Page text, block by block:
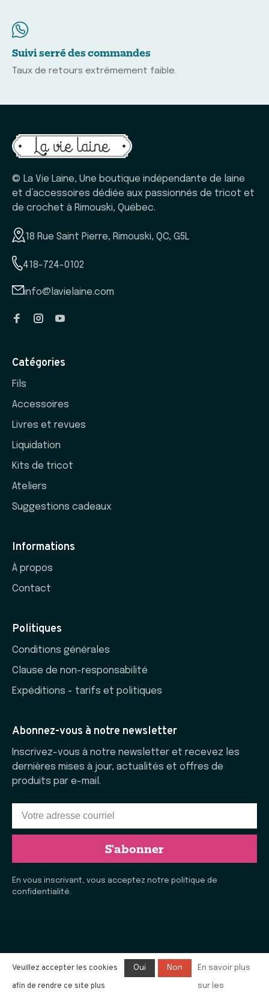
Suivi serré des commandes
Taux de retours extrêmement faible.
© La Vie Laine, Une boutique indépendante de laine
et d’accessoires dédiée aux passionnés de tricot et
de crochet à Rimouski, Québec.
18 Rue Saint Pierre, Rimouski, QC, G5L
418-724-0102
info@lavielaine.com
Catégories
Fils
Accessoires
Livres et revues
Liquidation
Kits de tricot
Ateliers
Suggestions cadeaux
Informations
À propos
Contact
Politiques
Conditions générales
Clause de non-responsabilité
Expéditions - tarifs et politiques
Abonnez-vous à notre newsletter
Inscrivez-vous à notre newsletter et recevez les
dernières mises à jour, actualités et offres de
produits par e-mail.
S'abonner
En vous inscrivant, vous acceptez notre politique de
confidentialité.
© Copyright 2026 La Vie Laine de Rimouski
- Tous droits
Veuillez accepter les cookies
afin de rendre ce site plus
Oui Non En savoir plus
sur les